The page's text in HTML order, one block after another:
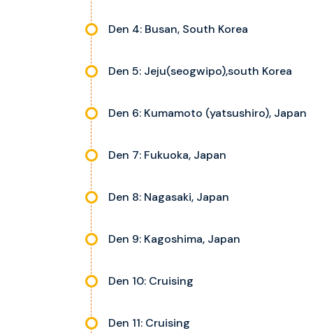
Den 4: Busan, South Korea
Den 5: Jeju(seogwipo),south Korea
Den 6: Kumamoto (yatsushiro), Japan
Den 7: Fukuoka, Japan
Den 8: Nagasaki, Japan
Den 9: Kagoshima, Japan
Den 10: Cruising
Den 11: Cruising